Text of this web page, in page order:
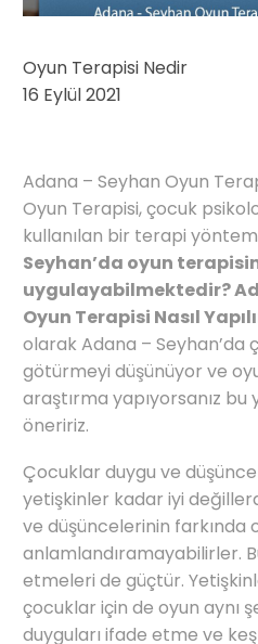
Oyun Terapisi Nedir
16 Eylül 2021
Adana – Seyhan Oyun
Oyun Terapisi, çocuk
kullanılan bir terapi
Seyhan’da oyun
uygulayabilmektedir?
Oyun Terapisi Nasıl
olarak Adana – Seyhan’da
götürmeyi düşünüyor ve
araştırma yapıyorsanız bu
öneririz.
Çocuklar duygu ve
yetişkinler kadar iyi
ve düşüncelerinin farkında
anlamlandıramayabilirler.
etmeleri de güçtür.
çocuklar için de oyun aynı
duyguları ifade etme ve